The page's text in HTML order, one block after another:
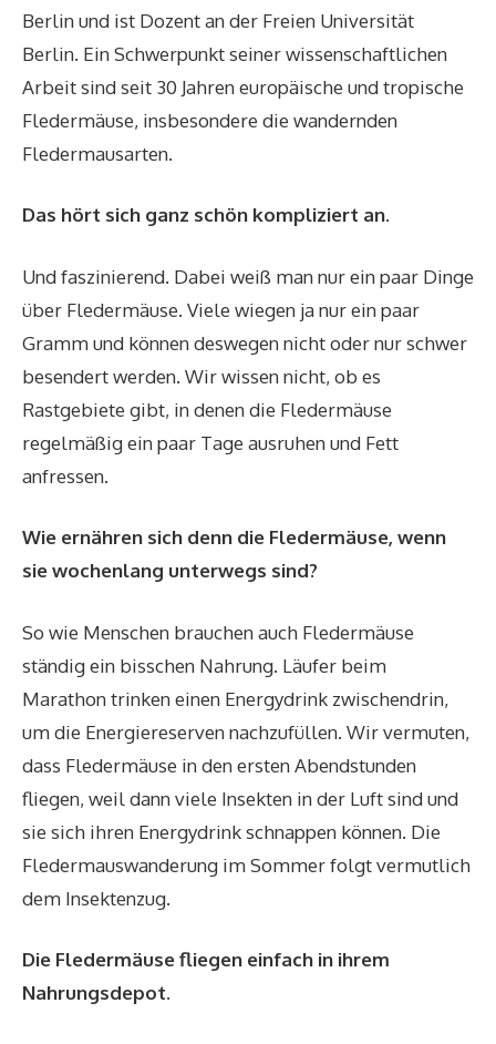
Berlin und ist Dozent an der Freien Universität
Berlin. Ein Schwerpunkt seiner wissenschaftlichen
Arbeit sind seit 30 Jahren europäische und tropische
Fledermäuse, insbesondere die wandernden
Fledermausarten.
Das hört sich ganz schön kompliziert an.
Und faszinierend. Dabei weiß man nur ein paar Dinge
über Fledermäuse. Viele wiegen ja nur ein paar
Gramm und können deswegen nicht oder nur schwer
besendert werden. Wir wissen nicht, ob es
Rastgebiete gibt, in denen die Fledermäuse
regelmäßig ein paar Tage ausruhen und Fett
anfressen.
Wie ernähren sich denn die Fledermäuse, wenn
sie wochenlang unterwegs sind?
So wie Menschen brauchen auch Fledermäuse
ständig ein bisschen Nahrung. Läufer beim
Marathon trinken einen Energydrink zwischendrin,
um die Energiereserven nachzufüllen. Wir vermuten,
dass Fledermäuse in den ersten Abendstunden
fliegen, weil dann viele Insekten in der Luft sind und
sie sich ihren Energydrink schnappen können. Die
Fledermauswanderung im Sommer folgt vermutlich
dem Insektenzug.
Die Fledermäuse fliegen einfach in ihrem
Nahrungsdepot.